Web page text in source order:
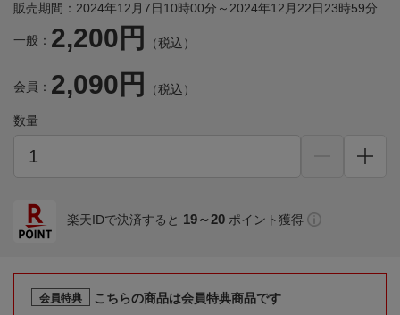
販売期間：2024年12月7日10時00分～2024年12月22日23時59分
一般： 2,200円 （税込）
会員： 2,090円 （税込）
数量
楽天IDで決済すると 19～20 ポイント獲得
会員特典
こちらの商品は会員特典商品です